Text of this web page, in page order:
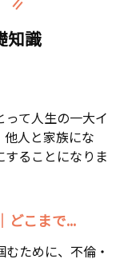
知識
て人生の一大イ
他人と家族にな
することになりま
どこまで...
ために、不倫・